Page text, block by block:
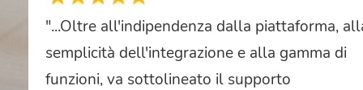
"...Oltre all'indipendenza dalla piattaforma,
semplicità dell'integrazione e alla gamma di
funzioni, va sottolineato il supporto